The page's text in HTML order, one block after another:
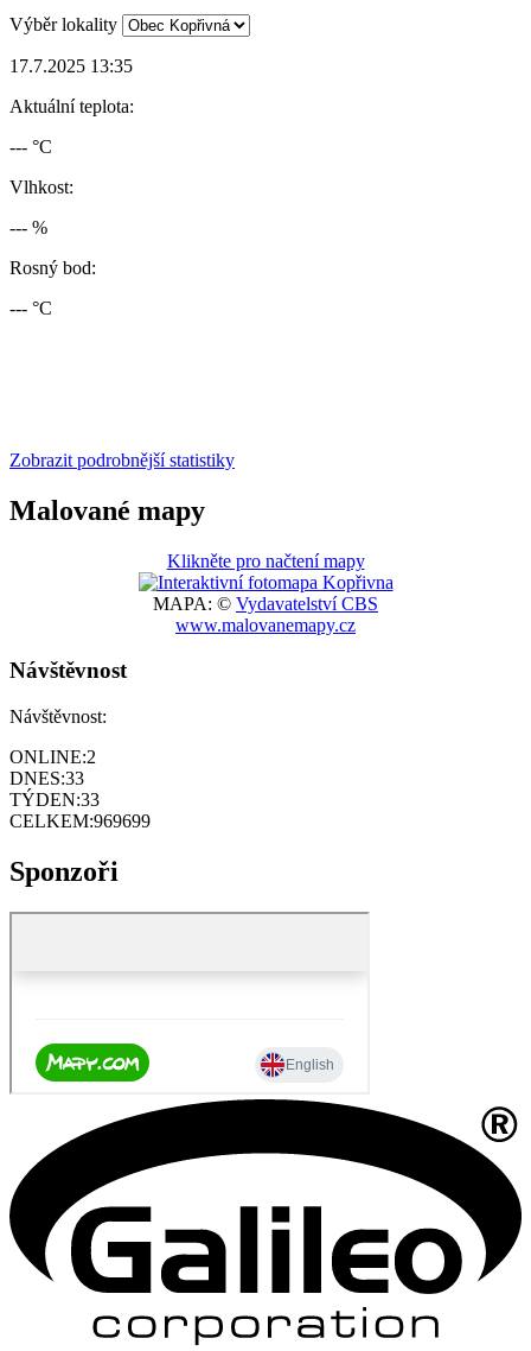
Výběr lokality
17.7.2025 13:35
Aktuální teplota:
--- °C
Vlhkost:
--- %
Rosný bod:
--- °C
Zobrazit podrobnější statistiky
Malované mapy
Klikněte pro načtení mapy
MAPA: © Vydavatelství CBS
www.malovanemapy.cz
Návštěvnost
Návštěvnost:
ONLINE:2
DNES:33
TÝDEN:33
CELKEM:969699
Sponzoři